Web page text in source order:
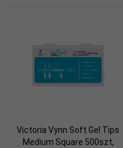
Victoria Vynn Soft Gel Tips
Medium Square 500szt,